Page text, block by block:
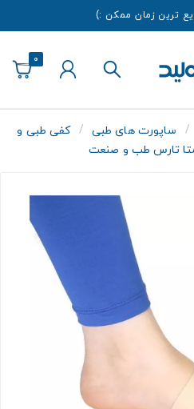
ترین زمان ممکن :)
0
ساپورت های طبی
کفی طبی و
تارس طب و صنعت